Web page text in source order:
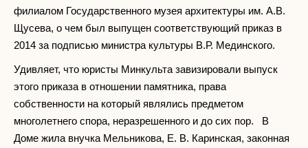
филиалом Государственного музея архитектуры им. А.В.
Щусева, о чем был выпущен соответствующий приказ в
2014 за подписью министра культуры В.Р. Мединского.
Удивляет, что юристы Минкульта завизировали выпуск
этого приказа в отношении памятника, права
собственности на который являлись предметом
многолетнего спора, неразрешенного и до сих пор. В
Доме жила внучка Мельникова, Е. В. Каринская, законная